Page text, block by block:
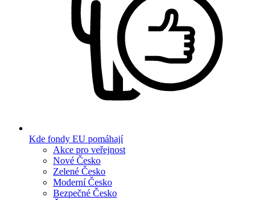
Kde fondy EU pomáhají
Akce pro veřejnost
Nové Česko
Zelené Česko
Moderní Česko
Bezpečné Česko